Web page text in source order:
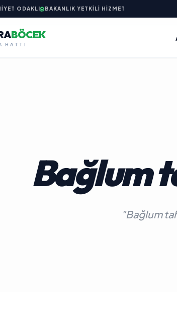
ODAKLI BAKANLIK YETKILI HIZMET
BÖCEK
HATTI
Bağlum
"Bağlum